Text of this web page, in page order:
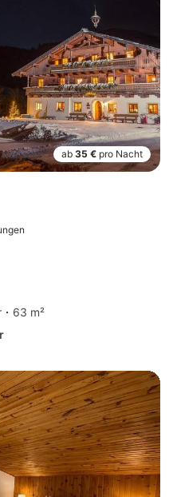
ab 35 € pro Nacht
63 m²